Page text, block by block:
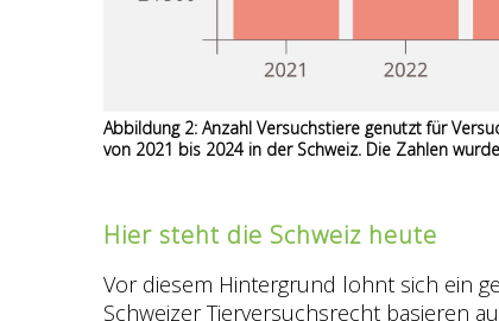
Abbildung 2: Anzahl Versuchstiere genutzt für
von 2021 bis 2024 in der Schweiz. Die Zahlen
Hier steht die Schweiz heute
Vor diesem Hintergrund lohnt sich ein
Schweizer Tierversuchsrecht basieren